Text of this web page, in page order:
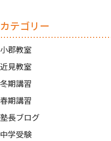
カテゴリー
小郡教室
近見教室
冬期講習
春期講習
塾長ブログ
中学受験